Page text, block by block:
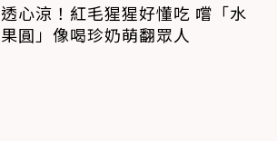
透心涼！紅毛猩猩好懂吃 嚐「水
果圓」像喝珍奶萌翻眾人